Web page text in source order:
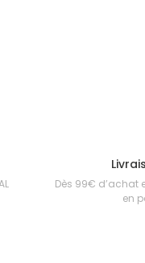
Dès 99€ d’achat
en